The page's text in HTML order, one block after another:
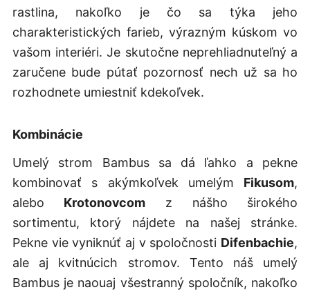
rastlina, nakoľko je čo sa týka jeho
charakteristických farieb, výrazným kúskom vo
vašom interiéri. Je skutočne neprehliadnuteľný a
zaručene bude pútať pozornosť nech už sa ho
rozhodnete umiestniť kdekoľvek.
Kombinácie
Umelý strom Bambus sa dá ľahko a pekne
kombinovať s akýmkoľvek umelým Fikusom,
alebo Krotonovcom z nášho širokého
sortimentu, ktorý nájdete na našej stránke.
Pekne vie vyniknúť aj v spoločnosti Difenbachie,
ale aj kvitnúcich stromov. Tento náš umelý
Bambus je naouaj všestranný spoločník, nakoľko